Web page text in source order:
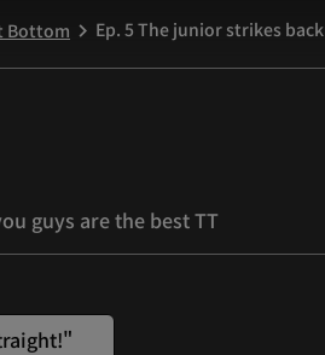
Bottom chevron_right Ep. 5 The junior strikes back
guys are the best TT